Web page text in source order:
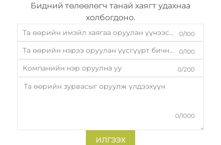
Бидний төлөөлөгч танай хаягт удахнаа
холбогдоно.
0/100
0/100
0/200
0/1000
ИЛГЭЭХ